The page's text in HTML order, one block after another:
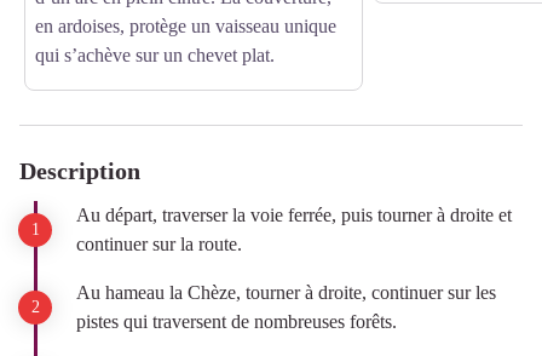
en ardoises, protège un vaisseau unique
qui s’achève sur un chevet plat.
Description
Au départ, traverser la voie ferrée, puis tourner à droite et
continuer sur la route.
Au hameau la Chèze, tourner à droite, continuer sur les
pistes qui traversent de nombreuses forêts.